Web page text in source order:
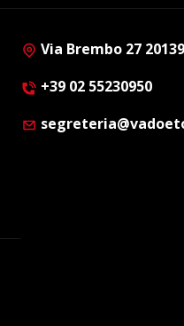
Via Brembo 27
+39 02 55230950